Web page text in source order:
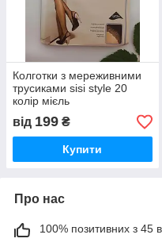
Колготки з мереживними
трусиками sisi style 20
колір мієль
від 199 ₴
Купити
Про нас
100% позитивних з 45